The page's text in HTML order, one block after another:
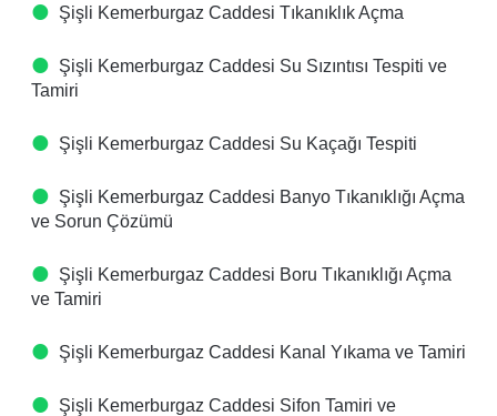
Şişli Kemerburgaz Caddesi Tıkanıklık Açma
Şişli Kemerburgaz Caddesi Su Sızıntısı Tespiti ve
Tamiri
Şişli Kemerburgaz Caddesi Su Kaçağı Tespiti
Şişli Kemerburgaz Caddesi Banyo Tıkanıklığı Açma
ve Sorun Çözümü
Şişli Kemerburgaz Caddesi Boru Tıkanıklığı Açma
ve Tamiri
Şişli Kemerburgaz Caddesi Kanal Yıkama ve Tamiri
Şişli Kemerburgaz Caddesi Sifon Tamiri ve